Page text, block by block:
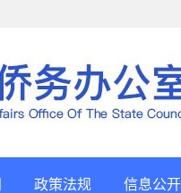
政策法规 信息公开